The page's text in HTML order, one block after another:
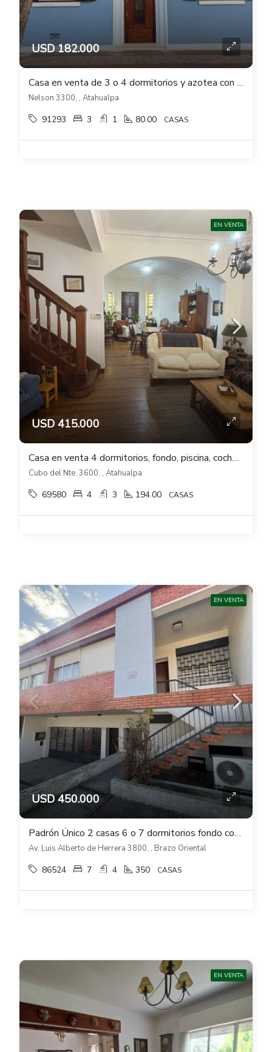
USD 182.000
Casa en venta de 3 o 4 dormitorios y azotea con barbacoa en Atahualpa
Nelson 3300, , Atahualpa
91293 3 1 80.00 CASAS
EN VENTA
USD 415.000
Casa en venta 4 dormitorios, fondo, piscina, cocheras en Atahualpa
Cubo del Nte. 3600, , Atahualpa
69580 4 3 194.00 CASAS
EN VENTA
USD 450.000
Padrón Único 2 casas 6 o 7 dormitorios fondo con piscina en Brazo Oriental
Av. Luis Alberto de Herrera 3800, , Brazo Oriental
86524 7 4 350 CASAS
EN VENTA